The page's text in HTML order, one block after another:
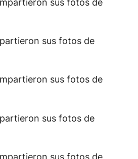
sus fotos de
sus fotos de